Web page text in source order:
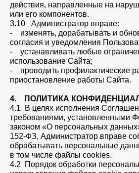
действия, направленные на
или его компонентов.
3.10 Администратор вправе:
- изменять, дорабатывать и
согласия и уведомления
- устанавливать любые
использование Сайта;
- проводить профилактические
приостановление работы Сайта.
4. ПОЛИТИКА
4.1 В целях исполнения
требованиями, установленными
законом «О персональных
152-ФЗ, Администратор вправе
обрабатывать персональные
в том числе файлы сookies.
4.2 Порядок обработки